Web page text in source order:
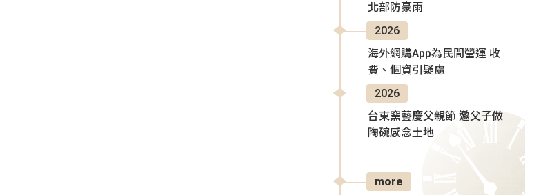
北部防豪雨
2026
海外網購App為民間營運 收
費、個資引疑慮
2026
台東窯藝慶父親節 邀父子做
陶碗感念土地
more